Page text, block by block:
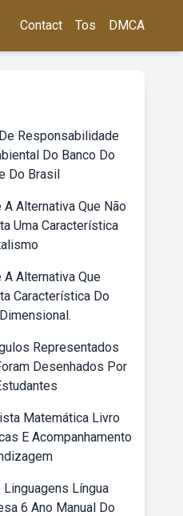
Contact Tos DMCA
Responsabilidade
Do Banco Do
Do Brasil
Alternativa Que Não
Uma Característica
Alternativa Que
Característica Do
Representados
Desenhados Por
Matemática Livro
E Acompanhamento
Linguagens Língua
6 Ano Manual Do